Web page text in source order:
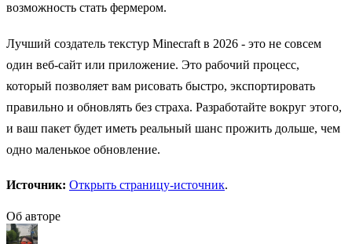
возможность стать фермером.
Лучший создатель текстур Minecraft в 2026 - это не совсем
один веб-сайт или приложение. Это рабочий процесс,
который позволяет вам рисовать быстро, экспортировать
правильно и обновлять без страха. Разработайте вокруг этого,
и ваш пакет будет иметь реальный шанс прожить дольше, чем
одно маленькое обновление.
Источник: Открыть страницу-источник.
Об авторе